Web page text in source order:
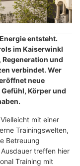
entsteht.
im Kaiserwinkl
und
verbindet. Wer
neue
Körper und
mit einer
Trainingswelten,
Betreuung
treffen hier
Training mit